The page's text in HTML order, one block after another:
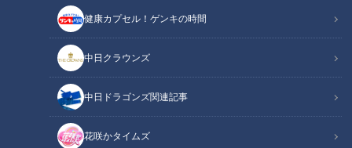
健康カプセル！ゲンキの時間
中日クラウンズ
中日ドラゴンズ関連記事
花咲かタイムズ